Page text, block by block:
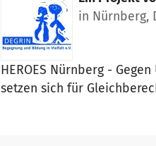
in Nürnberg,
HEROES Nürnberg -
setzen sich für